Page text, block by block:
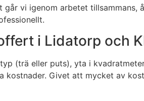
vi igenom arbetet
i Lidatorp och
(trä eller puts), yta i
Givet att mycket av